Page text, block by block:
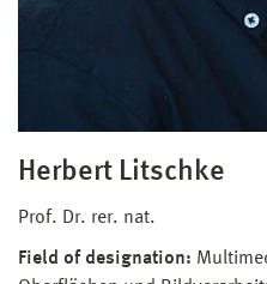
Herbert Litschke
Prof. Dr. rer. nat.
Field of designation: